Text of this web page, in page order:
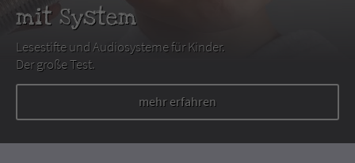
mit System
Lesestifte und Audiosysteme für Kinder.
Der große Test.
mehr erfahren